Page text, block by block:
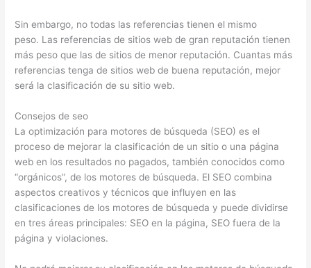
Sin embargo, no todas las referencias tienen el mismo
peso. Las referencias de sitios web de gran reputación tienen
más peso que las de sitios de menor reputación. Cuantas más
referencias tenga de sitios web de buena reputación, mejor
será la clasificación de su sitio web.
Consejos de seo
La optimización para motores de búsqueda (SEO) es el
proceso de mejorar la clasificación de un sitio o una página
web en los resultados no pagados, también conocidos como
“orgánicos”, de los motores de búsqueda. El SEO combina
aspectos creativos y técnicos que influyen en las
clasificaciones de los motores de búsqueda y puede dividirse
en tres áreas principales: SEO en la página, SEO fuera de la
página y violaciones.